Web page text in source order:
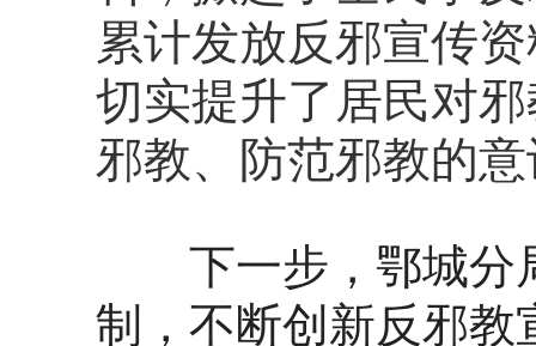
累计发放反邪宣传
切实提升了居民对
邪教、防范邪教的
下一步，鄂城分
制，不断创新反邪教